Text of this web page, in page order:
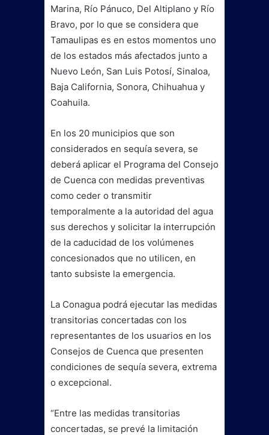
Marina, Río Pánuco, Del Altiplano y Río
Bravo, por lo que se considera que
Tamaulipas es en estos momentos uno
de los estados más afectados junto a
Nuevo León, San Luis Potosí, Sinaloa,
Baja California, Sonora, Chihuahua y
Coahuila.
En los 20 municipios que son
considerados en sequía severa, se
deberá aplicar el Programa del Consejo
de Cuenca con medidas preventivas
como ceder o transmitir
temporalmente a la autoridad del agua
sus derechos y solicitar la interrupción
de la caducidad de los volúmenes
concesionados que no utilicen, en
tanto subsiste la emergencia.
La Conagua podrá ejecutar las medidas
transitorias concertadas con los
representantes de los usuarios en los
Consejos de Cuenca que presenten
condiciones de sequía severa, extrema
o excepcional.
“Entre las medidas transitorias
concertadas, se prevé la limitación